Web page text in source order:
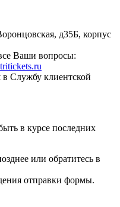
д35Б, корпус
Ваши вопросы:
Службу клиентской
в курсе последних
или обратитесь в
отправки формы.